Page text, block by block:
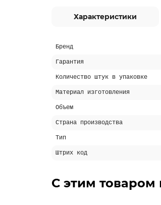
Характеристики
Бренд
Гарантия
Количество штук в упаковке
Материал изготовления
Объем
Страна производства
Тип
Штрих код
С этим товаром